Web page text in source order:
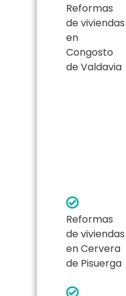
Reformas
de viviendas
en
Congosto
de Valdavia
Reformas
de viviendas
en Cervera
de Pisuerga